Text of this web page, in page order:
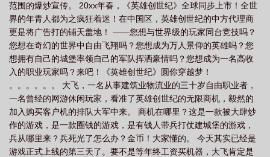
谁 神级英雄 顶点 神级英雄TXT百度 决胜巅峰十大神级英雄 神级英雄
女主 神级英雄txt精校版 神级英雄TXT全本 神级英雄吧 神级英雄百
度 神级英雄类似的 神级英雄书评 神级英雄txt免费 神级英雄笔趣阁无
弹窗 神级英雄 第386章 求神级英雄 地址 神级英雄有哪些 神级英雄
TXT精校版 神级英雄女主角有几个 神级英雄免费阅读 网游之神级英
范围的爆炒宣传。 20xx年春，《英雄创世纪》全球同步上市！全世
界的年青人都为之疯狂着迷！在中国区，英雄创世纪的中方代理商
更是将广告打的铺天盖地！ ——您想与世界级的玩家同台竞技吗？
您想在奇幻的世界中自由飞翔吗？您想成为万人景仰的英雄吗？您
想拥有自己的城堡率领自己的军队挥洒豪情吗？您想成为一名高收
入的职业玩家吗？来吧！《英雄创世纪》圆你穿越梦！
。。。。。。 大飞，一名从事建筑业物流业的三十岁自由职业者，
一名曾经的网游休闲玩家，看准了英雄创世纪的无限商机，毅然的
加入购买客户机的排队大军中来。 商机在哪里？这是一款被大肆炒
作的游戏，是一款圈钱的游戏，是有钱人带兵打仗建城堡的游戏，
兵从哪里来？兵死光了怎么办？金币！大家懂的。 今天其实已经是
游戏正式上线的第三天了。要不是等年终工资买机器，大飞肯定是